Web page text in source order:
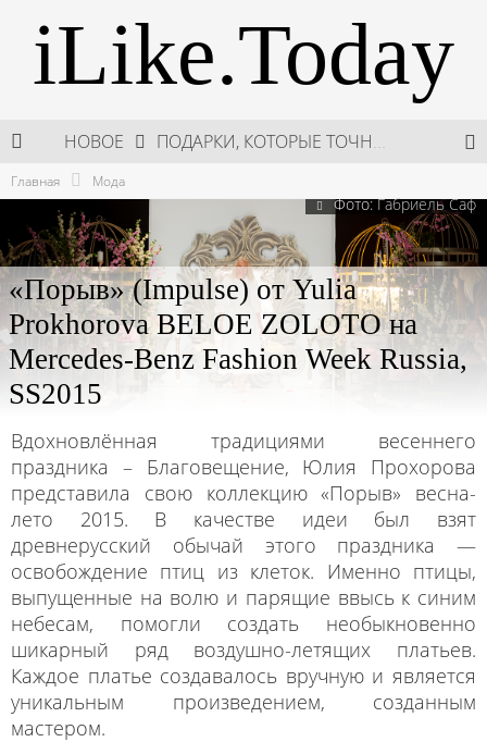
iLike.Today
НОВОЕ ПОДАРКИ, КОТОРЫЕ ТОЧНО ПОРАДУЮТ БЛИЗКИХ В МАЙСКИЕ ПРАЗДНИКИ
НЕДЕЛЯ ВЫСОКОЙ МОДЫ РОССИИ: НОВАЯ ГЛАВА ОТЕЧЕСТВЕННОГО КУТЮРА
ШКОЛА ШЕФА: КУХНЯ НОВОГО ВРЕМЕНИ 2026
Главная Мода
Фото:Габриель Саф
«Порыв» (Impulse) от Yulia
Prokhorova BELOE ZOLOTO на
Mercedes-Benz Fashion Week Russia,
SS2015
Вдохновлённая традициями весеннего
праздника – Благовещение, Юлия Прохорова
представила свою коллекцию «Порыв» весна-
лето 2015. В качестве идеи был взят
древнерусский обычай этого праздника —
освобождение птиц из клеток. Именно птицы,
выпущенные на волю и парящие ввысь к синим
небесам, помогли создать необыкновенно
шикарный ряд воздушно-летящих платьев.
Каждое платье создавалось вручную и является
уникальным произведением, созданным
мастером.